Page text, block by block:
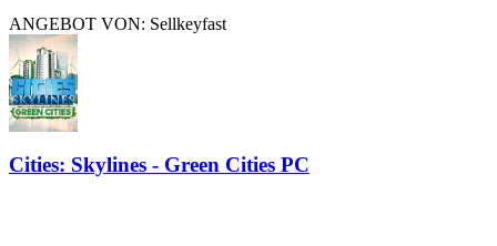
ANGEBOT VON: Sellkeyfast
Cities: Skylines - Green Cities PC